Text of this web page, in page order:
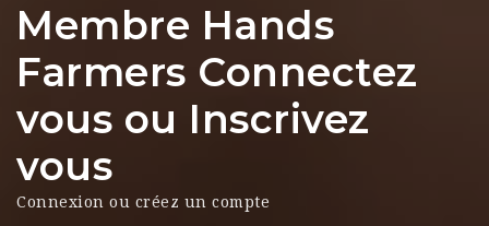
Membre Hands
Farmers Connectez
vous ou Inscrivez
vous
Connexion ou créez un compte